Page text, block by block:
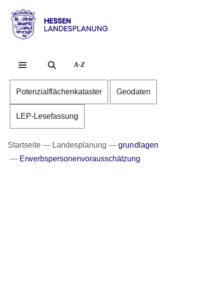
Hessen
LandesplanungA-Z
Potenzialflächenkataster Geodaten
LEP-Lesefassung
Startseite Landesplanung
grundlagen
Erwerbspersonenvorausschätzung